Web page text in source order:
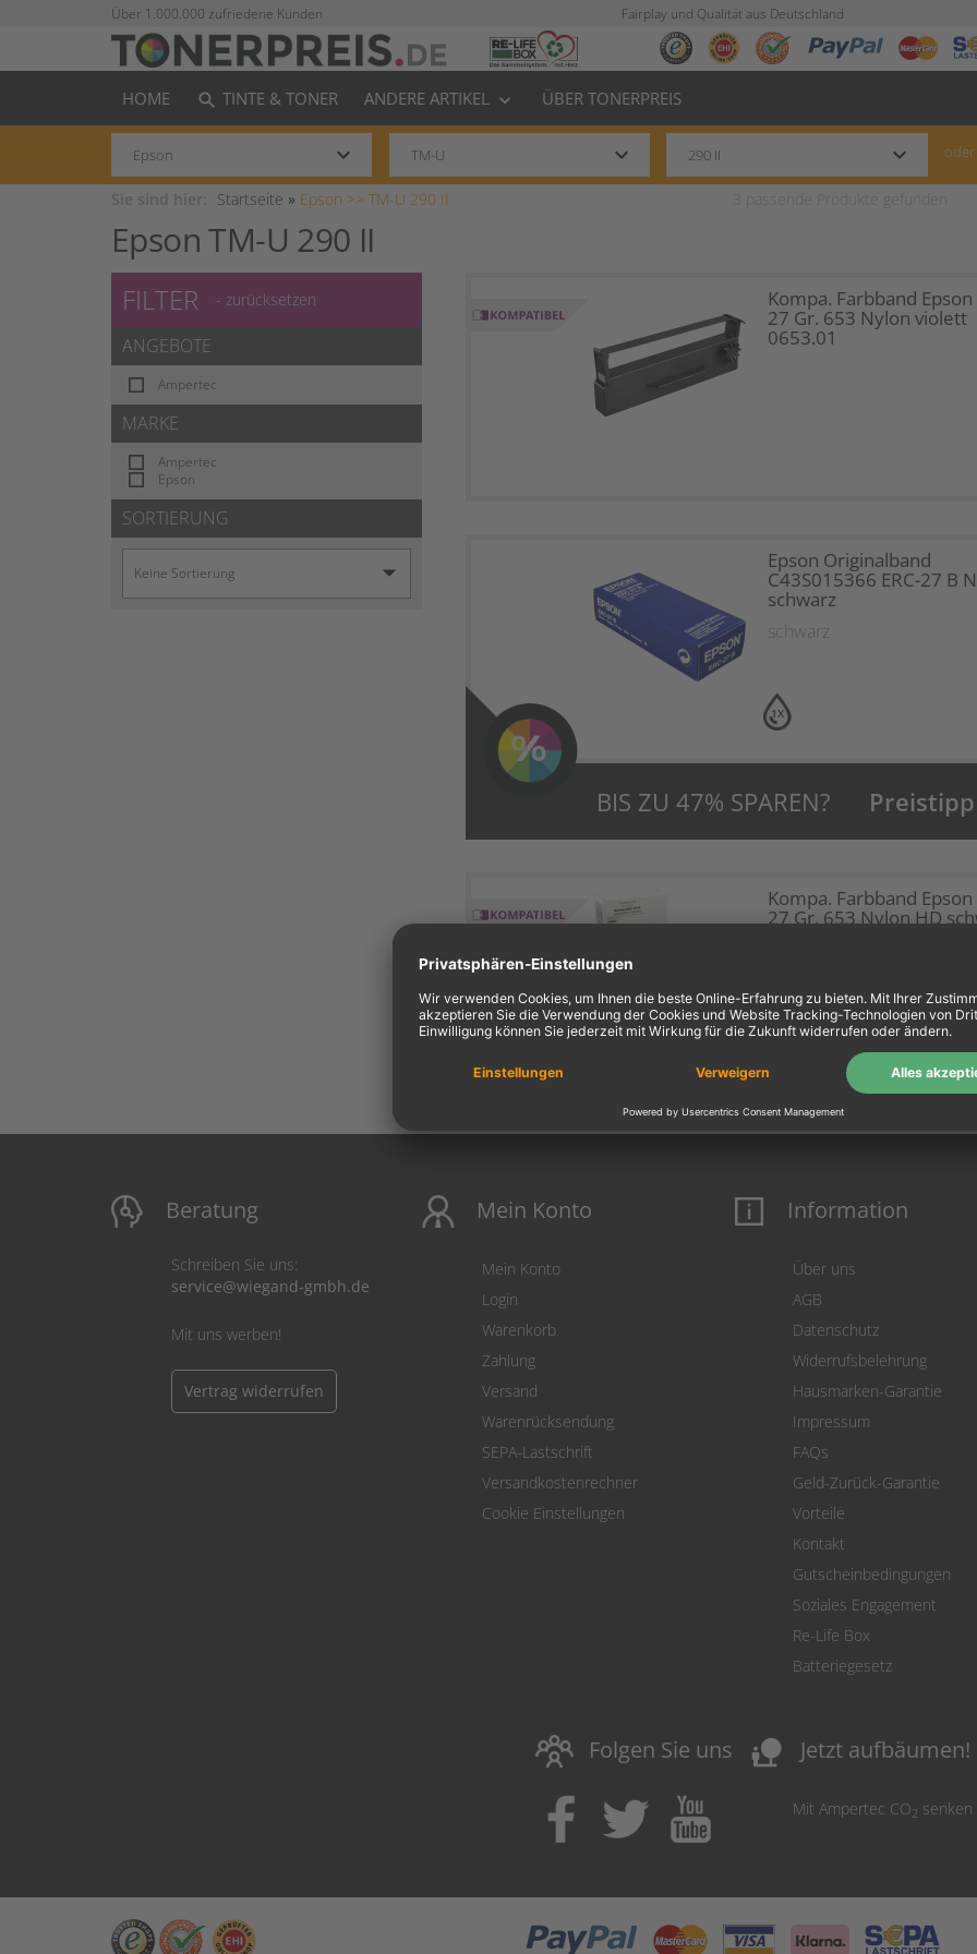
Über 1.000.000 zufriedene Kunden Fairplay und Qualität aus Deutschland
HOME search TINTE & TONER ANDERE ARTIKEL keyboard_arrow_down ÜBER TONERPREIS
keyboard_arrow_down keyboard_arrow_down keyboard_arrow_down oder
Startseite » Epson >> TM-U 290 II
Epson TM-U 290 II
FILTER - zurücksetzen
ANGEBOTE
Ampertec
MARKE
Ampertec
Epson
SORTIERUNG
Kompa. Farbband Epson
27 Gr. 653 Nylon violett
0653.01
1X
Epson Originalband
C43S015366 ERC-27 B
schwarz
schwarz
BIS ZU 47% SPAREN?
Kompa. Farbband Epson
27 Gr. 653 Nylon HD
Beratung
Schreiben Sie uns:
service@wiegand-gmbh.de
Mit uns werben!
Vertrag widerrufen
Mein Konto
Mein Konto
Login
Warenkorb
Zahlung
Versand
Warenrücksendung
SEPA-Lastschrift
Versandkostenrechner
Cookie Einstellungen
Information
Über uns
AGB
Datenschutz
Widerrufsbelehrung
Hausmarken-Garantie
Impressum
FAQs
Geld-Zurück-Garantie
Vorteile
Kontakt
Gutscheinbedingungen
Soziales Engagement
Re-Life Box
Batteriegesetz
Folgen Sie uns nature_people Jetzt aufbäumen!
Mit Ampertec CO2 senken